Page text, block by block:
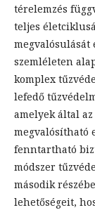
térelemzés
teljes
megvalósulását
szemléleten
komplex
lefedő
amelyek által
megvalósítható
fenntartható
módszer
második
lehetőségeit,